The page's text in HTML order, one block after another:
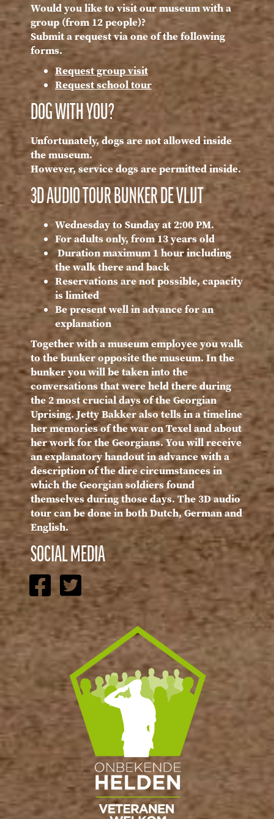
Would you like to visit our museum with a
group (from 12 people)?
Submit a request via one of the following
forms.
Request group visit
Request school tour
DOG WITH YOU?
Unfortunately, dogs are not allowed inside
the museum.
However, service dogs are permitted inside.
3D AUDIO TOUR BUNKER DE VLIJT
Wednesday to Sunday at 2:00 PM.
For adults only, from 13 years old
Duration maximum 1 hour including
the walk there and back
Reservations are not possible, capacity
is limited
Be present well in advance for an
explanation
Together with a museum employee you walk
to the bunker opposite the museum. In the
bunker you will be taken into the
conversations that were held there during
the 2 most crucial days of the Georgian
Uprising. Jetty Bakker also tells in a timeline
her memories of the war on Texel and about
her work for the Georgians. You will receive
an explanatory handout in advance with a
description of the dire circumstances in
which the Georgian soldiers found
themselves during those days. The 3D audio
tour can be done in both Dutch, German and
English.
SOCIAL MEDIA